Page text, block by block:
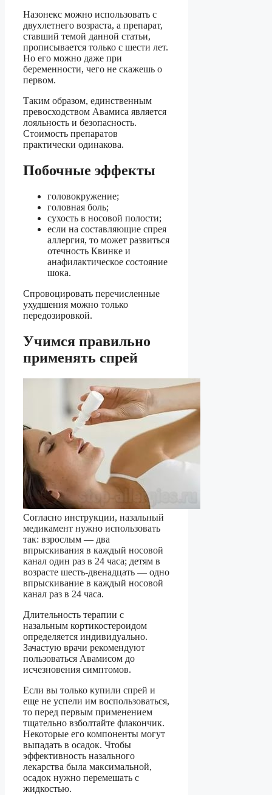
Назонекс можно использовать с
двухлетнего возраста, а препарат,
ставший темой данной статьи,
прописывается только с шести лет.
Но его можно даже при
беременности, чего не скажешь о
первом.
Таким образом, единственным
превосходством Авамиса является
лояльность и безопасность.
Стоимость препаратов
практически одинакова.
Побочные эффекты
головокружение;
головная боль;
сухость в носовой полости;
если на составляющие спрея
аллергия, то может развиться
отечность Квинке и
анафилактическое состояние
шока.
Спровоцировать перечисленные
ухудшения можно только
передозировкой.
Учимся правильно
применять спрей
Согласно инструкции, назальный
медикамент нужно использовать
так: взрослым — два
впрыскивания в каждый носовой
канал один раз в 24 часа; детям в
возрасте шесть-двенадцать — одно
впрыскивание в каждый носовой
канал раз в 24 часа.
Длительность терапии с
назальным кортикостероидом
определяется индивидуально.
Зачастую врачи рекомендуют
пользоваться Авамисом до
исчезновения симптомов.
Если вы только купили спрей и
еще не успели им воспользоваться,
то перед первым применением
тщательно взболтайте флакончик.
Некоторые его компоненты могут
выпадать в осадок. Чтобы
эффективность назального
лекарства была максимальной,
осадок нужно перемешать с
жидкостью.